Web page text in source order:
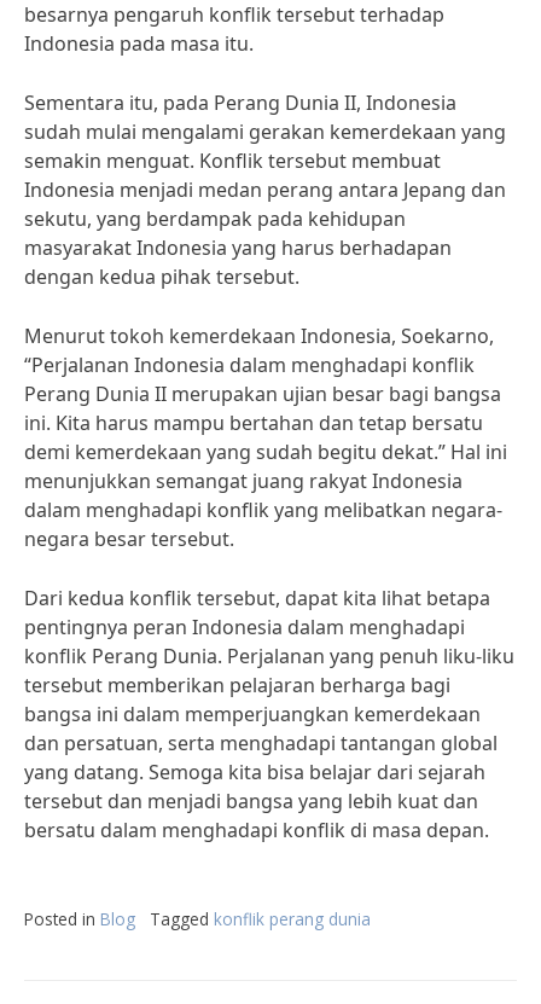
besarnya pengaruh konflik tersebut terhadap
Indonesia pada masa itu.
Sementara itu, pada Perang Dunia II, Indonesia
sudah mulai mengalami gerakan kemerdekaan yang
semakin menguat. Konflik tersebut membuat
Indonesia menjadi medan perang antara Jepang dan
sekutu, yang berdampak pada kehidupan
masyarakat Indonesia yang harus berhadapan
dengan kedua pihak tersebut.
Menurut tokoh kemerdekaan Indonesia, Soekarno,
“Perjalanan Indonesia dalam menghadapi konflik
Perang Dunia II merupakan ujian besar bagi bangsa
ini. Kita harus mampu bertahan dan tetap bersatu
demi kemerdekaan yang sudah begitu dekat.” Hal ini
menunjukkan semangat juang rakyat Indonesia
dalam menghadapi konflik yang melibatkan negara-
negara besar tersebut.
Dari kedua konflik tersebut, dapat kita lihat betapa
pentingnya peran Indonesia dalam menghadapi
konflik Perang Dunia. Perjalanan yang penuh liku-liku
tersebut memberikan pelajaran berharga bagi
bangsa ini dalam memperjuangkan kemerdekaan
dan persatuan, serta menghadapi tantangan global
yang datang. Semoga kita bisa belajar dari sejarah
tersebut dan menjadi bangsa yang lebih kuat dan
bersatu dalam menghadapi konflik di masa depan.
Posted in Blog Tagged konflik perang dunia